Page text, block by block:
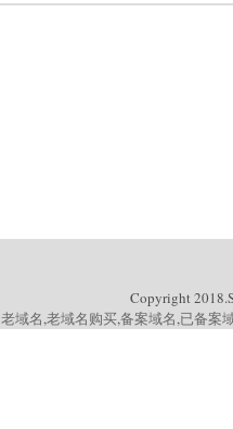
Copyright
老域名,老域名购买,备案域名,已备案